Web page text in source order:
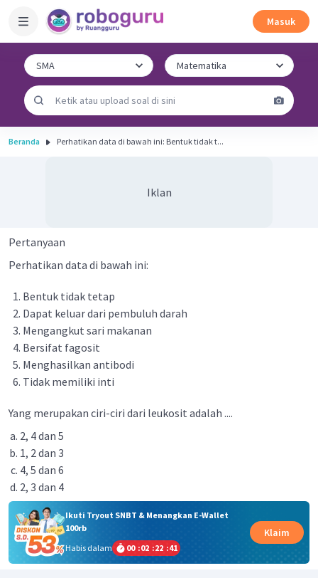
Masuk
Beranda Perhatikan data di bawah ini: Bentuk tidak t...
Iklan
Pertanyaan
Perhatikan data di bawah ini:
Bentuk tidak tetap
Dapat keluar dari pembuluh darah
Mengangkut sari makanan
Bersifat fagosit
Menghasilkan antibodi
Tidak memiliki inti
Yang merupakan ciri-ciri dari leukosit adalah ....
2, 4 dan 5
1, 2 dan 3
4, 5 dan 6
2, 3 dan 4
Ikuti Tryout SNBT & Menangkan E-Wallet
100rb
Habis dalam
00 :02 :22 :41
Klaim